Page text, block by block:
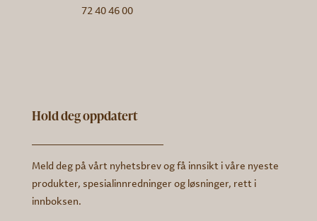
72 40 46 00
Hold deg oppdatert
Meld deg på vårt nyhetsbrev og få innsikt i våre nyeste
produkter, spesialinnredninger og løsninger, rett i
innboksen.